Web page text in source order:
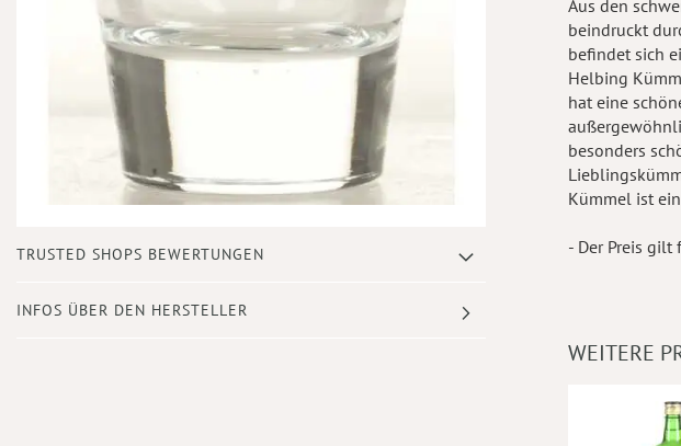
Anfang
Bildergalerie
TRUSTED SHOPS BEWERTUNGEN
INFOS ÜBER DEN HERSTELLER
Aus den
beindruckt
befindet sich
Helbing
hat eine
besonders
Kümmel ist
- Der Preis gilt
WEITERE